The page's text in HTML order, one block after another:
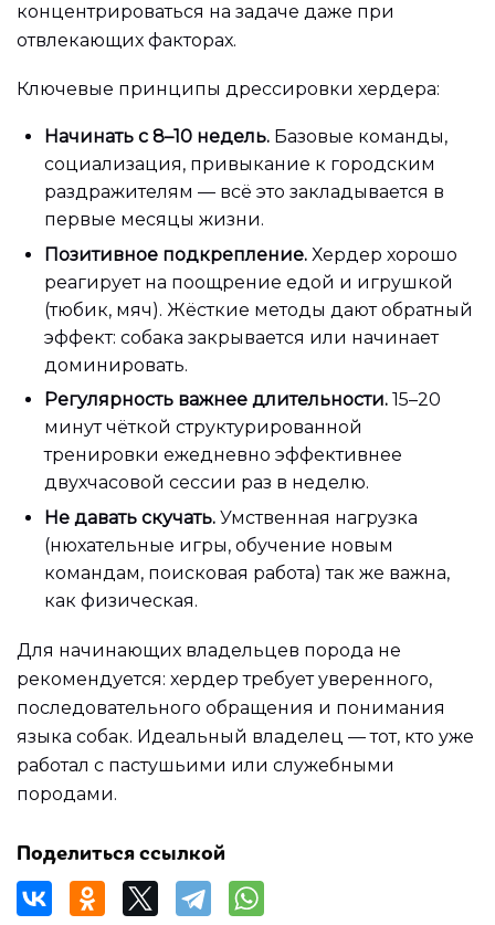
концентрироваться на задаче даже при
отвлекающих факторах.
Ключевые принципы дрессировки хердера:
Начинать с 8–10 недель. Базовые команды,
социализация, привыкание к городским
раздражителям — всё это закладывается в
первые месяцы жизни.
Позитивное подкрепление. Хердер хорошо
реагирует на поощрение едой и игрушкой
(тюбик, мяч). Жёсткие методы дают обратный
эффект: собака закрывается или начинает
доминировать.
Регулярность важнее длительности. 15–20
минут чёткой структурированной
тренировки ежедневно эффективнее
двухчасовой сессии раз в неделю.
Не давать скучать. Умственная нагрузка
(нюхательные игры, обучение новым
командам, поисковая работа) так же важна,
как физическая.
Для начинающих владельцев порода не
рекомендуется: хердер требует уверенного,
последовательного обращения и понимания
языка собак. Идеальный владелец — тот, кто уже
работал с пастушьими или служебными
породами.
Поделиться ссылкой